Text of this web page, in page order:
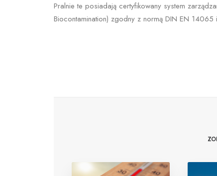
Pralnie te posiadają certyfikowany system
Biocontamination) zgodny z normą DIN EN